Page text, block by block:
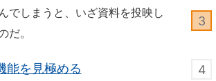
でしまうと、いざ資料を投映し
。
能を見極める